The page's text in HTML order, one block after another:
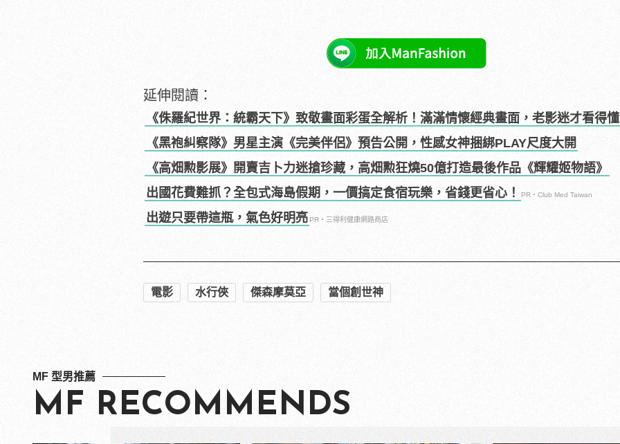
延伸閱讀：
《侏羅紀世界：統霸天下》致敬畫面彩蛋全解析！滿滿情懷經典畫面，老影迷才看得
《黑袍糾察隊》男星主演《完美伴侶》預告公開，性感女神捆綁PLAY尺度大開
《高畑勲影展》開賣吉卜力迷搶珍藏，高畑勲狂燒50億打造最後作品《輝耀姬物語》
出國花費難抓？全包式海島假期，一價搞定食宿玩樂，省錢更省心！
PR・Club Med Taiwan
出遊只要帶這瓶，氣色好明亮 PR・三得利健康網路商店
電影 水行俠 傑森摩莫亞 當個創世神
MF 型男推薦
MF RECOMMENDS